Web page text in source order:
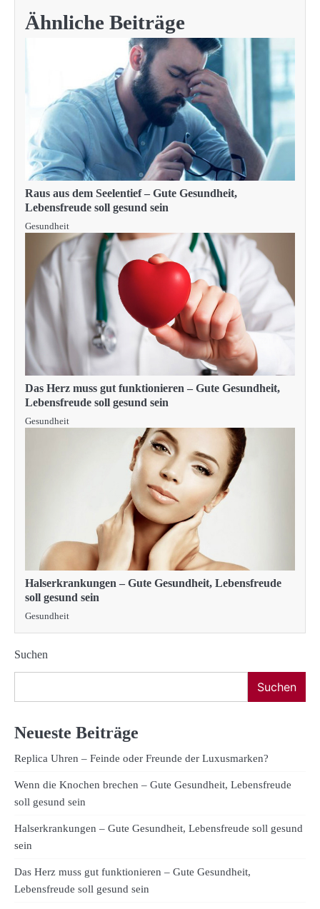
Ähnliche Beiträge
Raus aus dem Seelentief – Gute Gesundheit,
Lebensfreude soll gesund sein
Gesundheit
Das Herz muss gut funktionieren – Gute Gesundheit,
Lebensfreude soll gesund sein
Gesundheit
Halserkrankungen – Gute Gesundheit, Lebensfreude
soll gesund sein
Gesundheit
Suchen
Suchen
Neueste Beiträge
Replica Uhren – Feinde oder Freunde der Luxusmarken?
Wenn die Knochen brechen – Gute Gesundheit, Lebensfreude
soll gesund sein
Halserkrankungen – Gute Gesundheit, Lebensfreude soll gesund
sein
Das Herz muss gut funktionieren – Gute Gesundheit,
Lebensfreude soll gesund sein